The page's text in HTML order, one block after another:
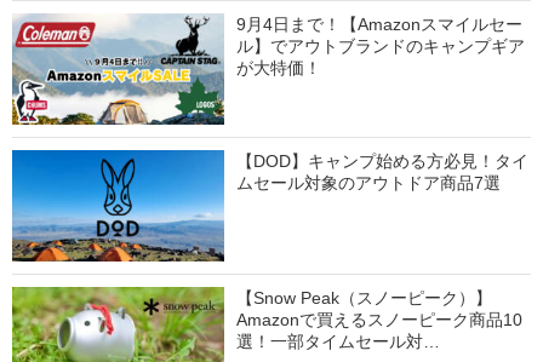
9月4日まで！【Amazonスマイルセー
ル】でアウトブランドのキャンプギア
が大特価！
【DOD】キャンプ始める方必見！タイ
ムセール対象のアウトドア商品7選
【Snow Peak（スノーピーク）】
Amazonで買えるスノーピーク商品10
選！一部タイムセール対…